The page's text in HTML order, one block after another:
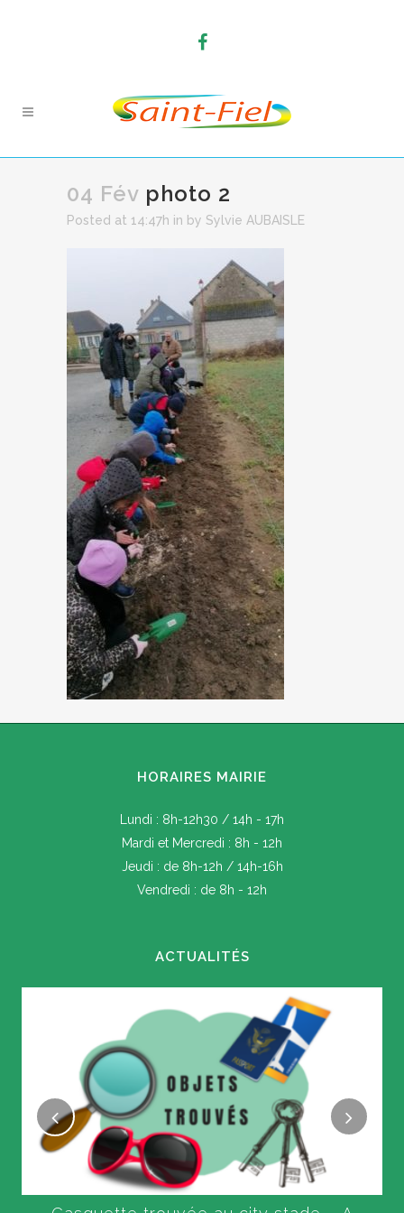
04 Fév photo 2
Posted at 14:47h in by Sylvie AUBAISLE
HORAIRES MAIRIE
Lundi : 8h-12h30 / 14h - 17h
Mardi et Mercredi : 8h - 12h
Jeudi : de 8h-12h / 14h-16h
Vendredi : de 8h - 12h
ACTUALITÉS